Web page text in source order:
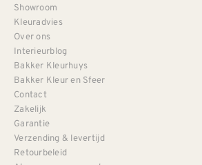
Showroom
Kleuradvies
Over ons
Interieurblog
Bakker Kleurhuys
Bakker Kleur en Sfeer
Contact
Zakelijk
Garantie
Verzending & levertijd
Retourbeleid